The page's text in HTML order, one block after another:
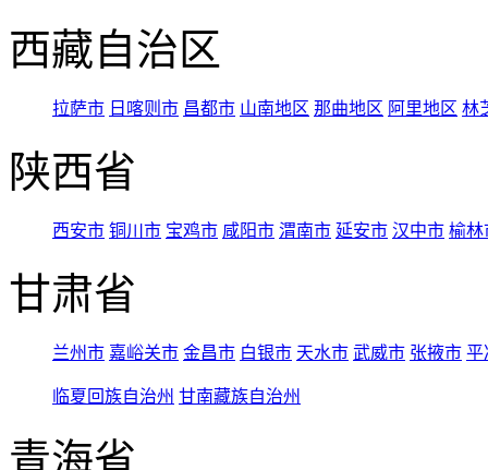
西藏自治区
拉萨市 日喀则市 昌都市 山南地区 那曲地区 阿里地区 林
陕西省
西安市 铜川市 宝鸡市 咸阳市 渭南市 延安市 汉中市 榆林
甘肃省
兰州市 嘉峪关市 金昌市 白银市 天水市 武威市 张掖市 平
临夏回族自治州 甘南藏族自治州
青海省